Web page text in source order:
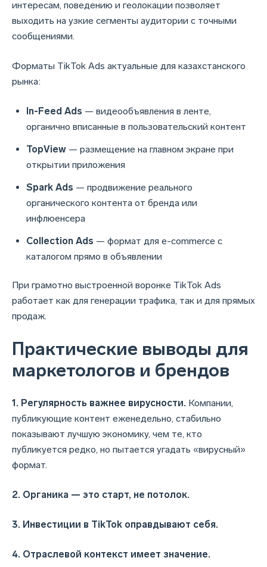
интересам, поведению и геолокации позволяет
выходить на узкие сегменты аудитории с точными
сообщениями.
Форматы TikTok Ads актуальные для казахстанского
рынка:
In-Feed Ads — видеообъявления в ленте,
органично вписанные в пользовательский контент
TopView — размещение на главном экране при
открытии приложения
Spark Ads — продвижение реального
органического контента от бренда или
инфлюенсера
Collection Ads — формат для e-commerce с
каталогом прямо в объявлении
При грамотно выстроенной воронке TikTok Ads
работает как для генерации трафика, так и для прямых
продаж.
Практические выводы для
маркетологов и брендов
1. Регулярность важнее вирусности. Компании,
публикующие контент еженедельно, стабильно
показывают лучшую экономику, чем те, кто
публикуется редко, но пытается угадать «вирусный»
формат.
2. Органика — это старт, не потолок.
3. Инвестиции в TikTok оправдывают себя.
4. Отраслевой контекст имеет значение.